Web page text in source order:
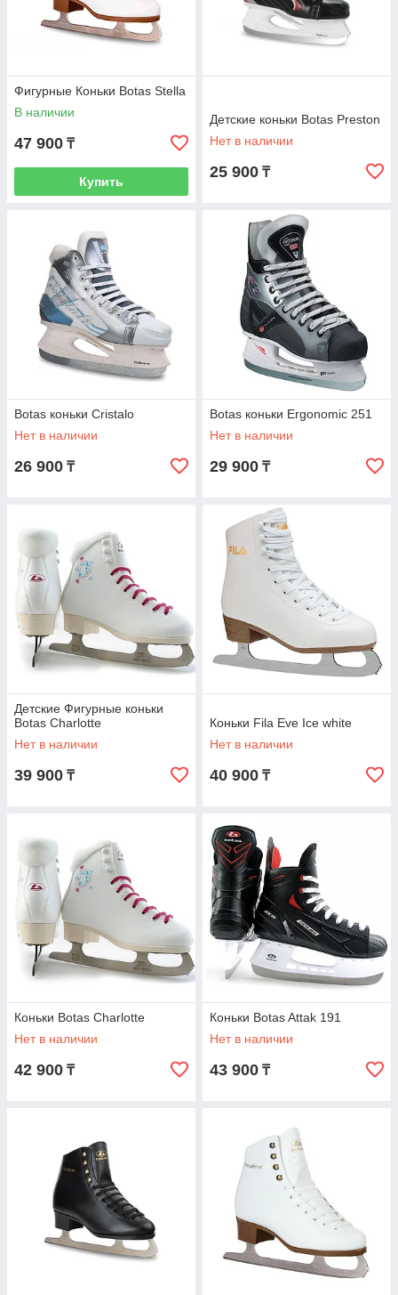
Фигурные Коньки Botas Stella
В наличии
47 900 ₸
Купить
Детские коньки Botas Preston
Нет в наличии
25 900 ₸
Botas коньки Cristalo
Нет в наличии
26 900 ₸
Botas коньки Ergonomic 251
Нет в наличии
29 900 ₸
Детские Фигурные коньки
Botas Charlotte
Нет в наличии
39 900 ₸
Коньки Fila Eve Ice white
Нет в наличии
40 900 ₸
Коньки Botas Charlotte
Нет в наличии
42 900 ₸
Коньки Botas Attak 191
Нет в наличии
43 900 ₸